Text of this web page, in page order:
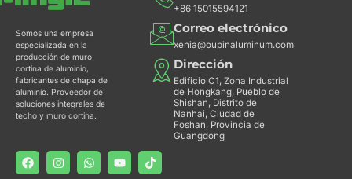
Somos una empresa
especializada en la
producción de muro
cortina de aluminio,
fabricantes de chapa de
aluminio. Proveedor de
soluciones integrales de
techo y muro cortina.
F
a
I
n
W
h
Y
o
T
i
+86 15015594121
Correo electrónico
xenia@oupinaluminum.com
Dirección
Edificio C1, Zona Industrial
de Hongkang, Pueblo de
Shishan, Distrito de
Nanhai, Ciudad de
Foshan, Provincia de
Guangdong